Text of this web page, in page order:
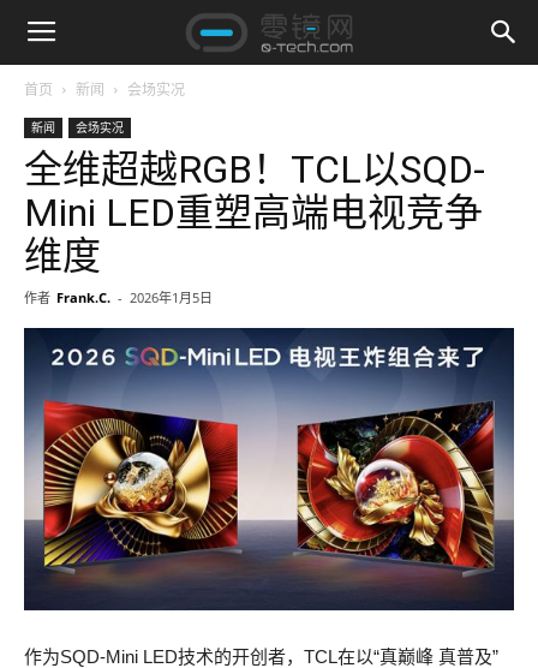
首页 新闻 会场实况
新闻 会场实况
全维超越RGB！TCL以SQD-
Mini LED重塑高端电视竞争
维度
作者 Frank.C. - 2026年1月5日
作为SQD-Mini LED技术的开创者，TCL在以“真巅峰 真普及”